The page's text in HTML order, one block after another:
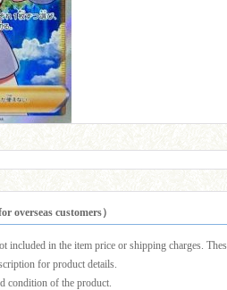
overseas customers）
included in the item price or shipping charges.
for product details.
condition of the product.